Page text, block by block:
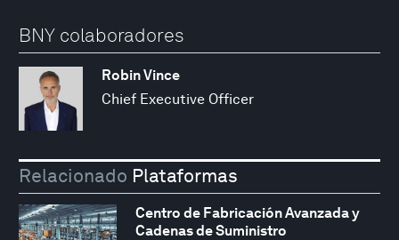
BNY colaboradores
Robin Vince
Chief Executive Officer
Relacionado Plataformas
Centro de Fabricación Avanzada y
Cadenas de Suministro